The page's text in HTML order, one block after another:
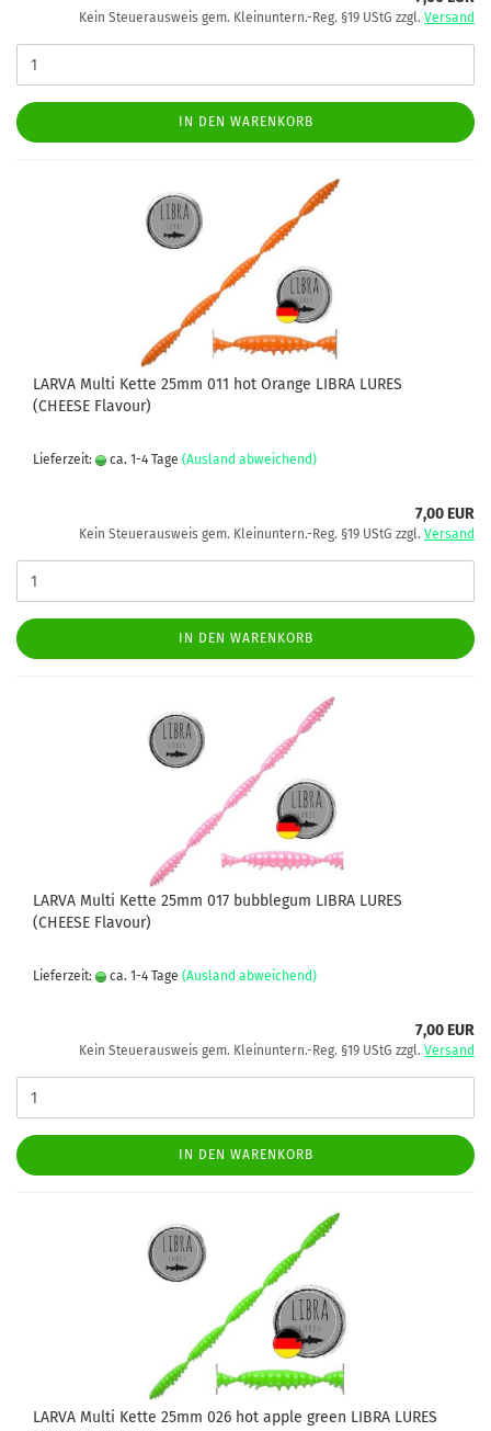
Kein Steuerausweis gem. Kleinuntern.-Reg. §19 UStG zzgl. Versand
IN DEN WARENKORB
LARVA Multi Kette 25mm 011 hot Orange LIBRA LURES
(CHEESE Flavour)
Lieferzeit: ca. 1-4 Tage (Ausland abweichend)
7,00 EUR
Kein Steuerausweis gem. Kleinuntern.-Reg. §19 UStG zzgl. Versand
IN DEN WARENKORB
LARVA Multi Kette 25mm 017 bubblegum LIBRA LURES
(CHEESE Flavour)
Lieferzeit: ca. 1-4 Tage (Ausland abweichend)
7,00 EUR
Kein Steuerausweis gem. Kleinuntern.-Reg. §19 UStG zzgl. Versand
IN DEN WARENKORB
LARVA Multi Kette 25mm 026 hot apple green LIBRA LURES